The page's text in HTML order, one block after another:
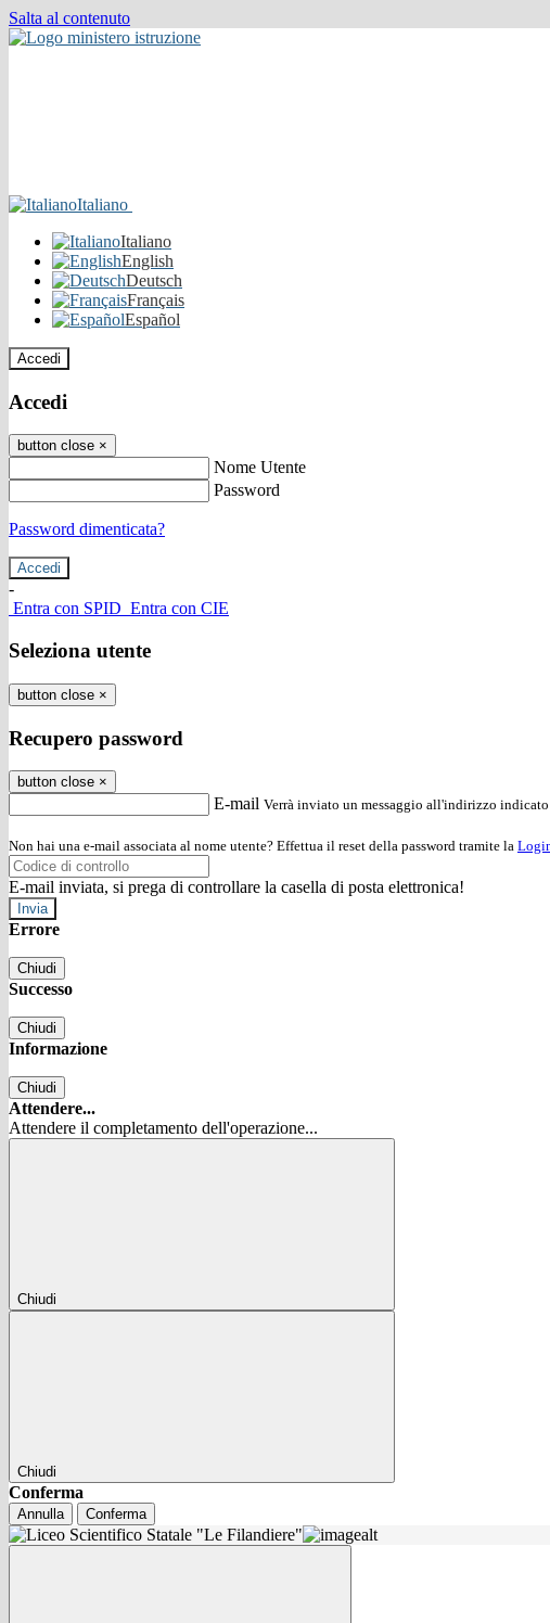
Salta al contenuto
Italiano
Italiano
English
Deutsch
Français
Español
Accedi
Accedi
button close ×
Nome Utente
Password
Password dimenticata?
-
Entra con SPID Entra con CIE
Seleziona utente
button close ×
Recupero password
button close ×
E-mail Verrà inviato un messaggio all'indirizzo
Non hai una e-mail associata al nome utente? Effettua il reset della password tramite la
E-mail inviata, si prega di controllare la casella di posta elettronica!
Errore
Chiudi
Successo
Chiudi
Informazione
Chiudi
Attendere...
Attendere il completamento dell'operazione...
Chiudi
Chiudi
Conferma
Annulla Conferma